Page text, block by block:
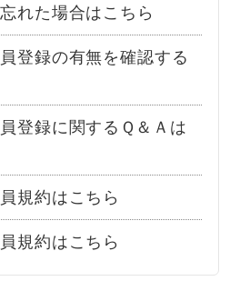
れた場合はこちら
登録の有無を確認する
登録に関するＱ＆Ａは
規約はこちら
規約はこちら